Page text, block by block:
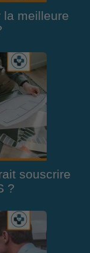
la meilleure
souscrire
?